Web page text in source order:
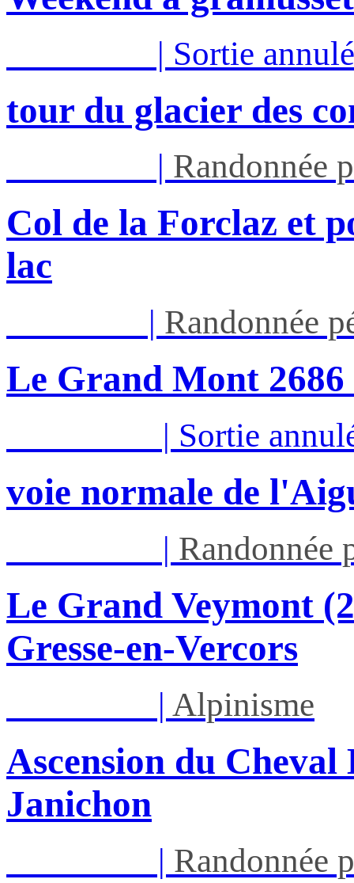
| Sortie
tour du glacier des
| Randonnée
Col de la Forclaz et
lac
| Randonnée
Le Grand Mont
| Sortie
voie normale de
| Randonnée
Le Grand Veymont
Gresse-en-Vercors
| Alpinisme
Ascension du
Janichon
| Randonnée